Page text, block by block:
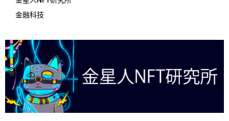
金融科技